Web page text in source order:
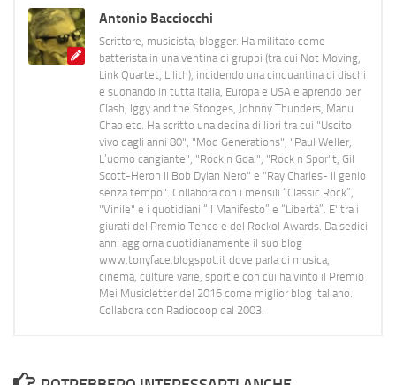
Antonio Bacciocchi
Scrittore, musicista, blogger. Ha militato come
batterista in una ventina di gruppi (tra cui Not Moving,
Link Quartet, Lilith), incidendo una cinquantina di dischi
e suonando in tutta Italia, Europa e USA e aprendo per
Clash, Iggy and the Stooges, Johnny Thunders, Manu
Chao etc. Ha scritto una decina di libri tra cui "Uscito
vivo dagli anni 80", "Mod Generations", "Paul Weller,
L’uomo cangiante", "Rock n Goal", "Rock n Spor"t, Gil
Scott-Heron Il Bob Dylan Nero" e "Ray Charles- Il genio
senza tempo". Collabora con i mensili “Classic Rock”,
"Vinile" e i quotidiani “Il Manifesto” e “Libertà”. E' tra i
giurati del Premio Tenco e del Rockol Awards. Da sedici
anni aggiorna quotidianamente il suo blog
www.tonyface.blogspot.it dove parla di musica,
cinema, culture varie, sport e con cui ha vinto il Premio
Mei Musicletter del 2016 come miglior blog italiano.
Collabora con Radiocoop dal 2003.